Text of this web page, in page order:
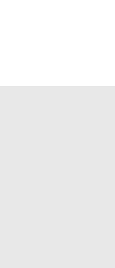
produkter